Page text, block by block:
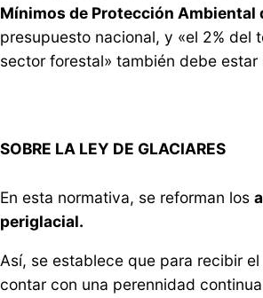
Mínimos de Protección Ambiental
presupuesto nacional, y «el 2%
sector forestal» también debe
SOBRE LA LEY DE GLACIARES
En esta normativa, se reforman los
periglacial.
Así, se establece que para recibir
contar con una perennidad